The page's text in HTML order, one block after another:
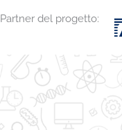
Partner del progetto: